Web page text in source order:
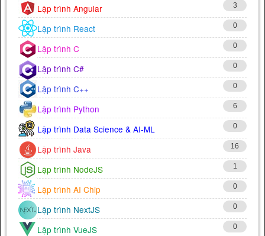
Lập trình Angular 3
Lập trình React 0
Lập trình C 0
Lập trình C# 0
Lập trình C++ 0
Lập trình Python 6
Lập trình Data Science & AI-ML 0
Lập trình Java 16
Lập trình NodeJS 1
Lập trình AI Chip 0
Lập trình NextJS 0
Lập trình VueJS 0